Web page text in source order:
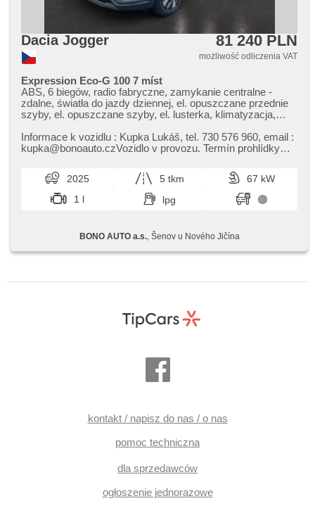
Dacia Jogger 81 240 PLN
możliwość odliczenia VAT
Expression Eco-G 100 7 míst
ABS, 6 biegów, radio fabryczne, zamykanie centralne -
zdalne, światła do jazdy dziennej, el. opuszczane przednie
szyby, el. opuszczane szyby, el. lusterka, klimatyzacja,
wielofunkcyjna, regulowana kierownica, komputer
pokładowy, wspomaganie układu kierowniczego,
stabilizacja podwozia (ESP), USB, termometr zewnętrzny,
aktywne siedzenie dla kierowcy, isofix, bluetooth, tempomat,
LED denní svícení, hands free, Android Auto, Apple
CarPlay, parkovací senzory přední, parkovací senzory
Informace k vozidlu : Kupka Lukáš,​ tel. 730 576 960,​ email :
kupka@bonoauto.czVozidlo v provozu. Termín prohlídky
2025 5 tkm
67 kW
1 l
lpg
BONO AUTO a.s., Šenov u Nového Jičína
kontakt / napisz do nas / o nas
pomoc techniczna
dla sprzedawców
ogłoszenie jednorazowe